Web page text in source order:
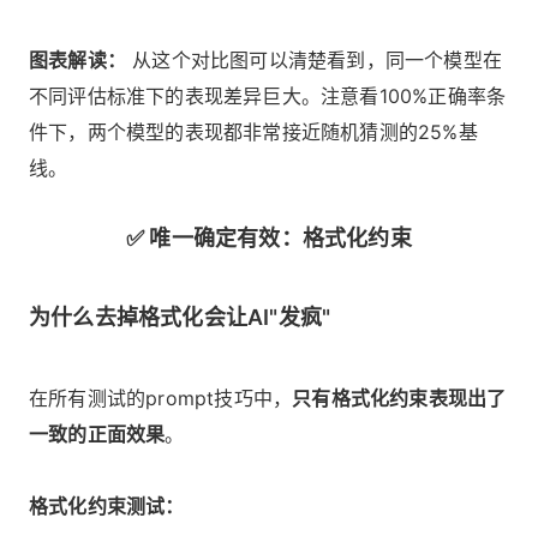
图表解读：
从这个对比图可以清楚看到，同一个模型在
不同评估标准下的表现差异巨大。注意看100%正确率条
件下，两个模型的表现都非常接近随机猜测的25%基
线。
✅ 唯一确定有效：格式化约束
为什么去掉格式化会让AI"发疯"
在所有测试的prompt技巧中， 只有格式化约束表现出了
一致的正面效果。
格式化约束测试：